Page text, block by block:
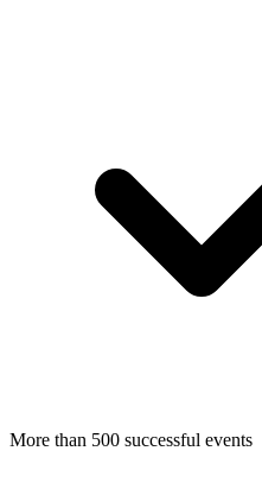
More than 500 successful events